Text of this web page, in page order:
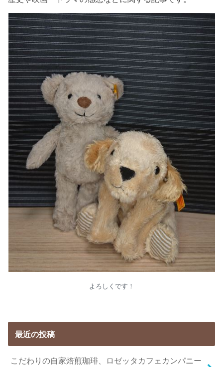
よろしくです！
最近の投稿
こだわりの自家焙煎珈琲、ロゼッタカフェカンパニー